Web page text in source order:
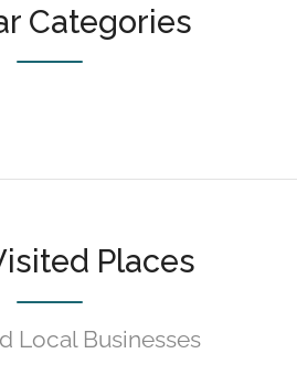
Categories
Places
Local Businesses